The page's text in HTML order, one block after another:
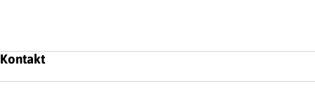
Zápatí
Kontakt